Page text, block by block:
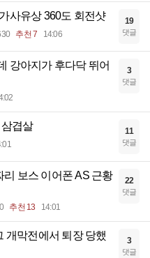
사유상 360도 회전샷
추천 7 14:06
19
댓글
강아지가 후다닥 뛰어
3
댓글
겹살 11
댓글
리 보스 이어폰 AS 근황
추천 13 14:01
22
댓글
개막전에서 퇴장 당했
3
댓글